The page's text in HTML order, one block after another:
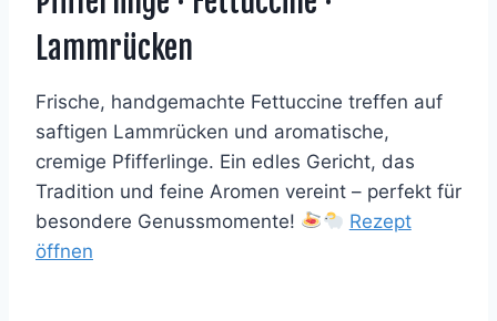
Lammrücken
Frische, handgemachte Fettuccine treffen auf
saftigen Lammrücken und aromatische,
cremige Pfifferlinge. Ein edles Gericht, das
Tradition und feine Aromen vereint – perfekt für
besondere Genussmomente!
Rezept
öffnen